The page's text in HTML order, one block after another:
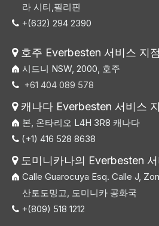
라 시티,필리핀
 +(632) 294 2390
호주 Everbesten 서비스 지점
시드니 NSW, 2000, 호주
 +61 404 089 578
캐나다 Everbesten 서비스
본, 온타리오 L4H 3R8 캐나다
 (+1) 416 528 8638
도미니카나의 Everbesten 서
Calle Guarocuya Esq. Calle J,
산토도밍고, 도미니카 공화국
 +(809) 518 1212